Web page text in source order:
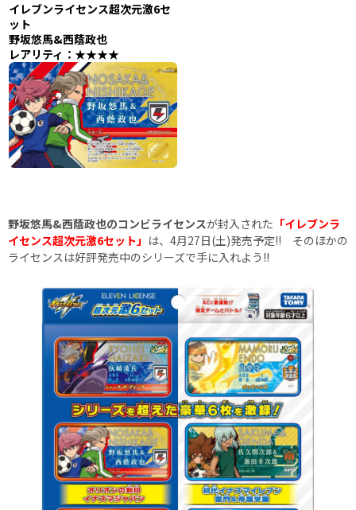
イレブンライセンス超次元激6セ
ット
野坂悠馬&西蔭政也
レアリティ：★★★★
野坂悠馬&西蔭政也のコンビライセンスが封入された 「イレブンラ
イセンス超次元激6セット」 は、4月27日(土)発売予定!! そのほかの
ライセンスは好評発売中のシリーズで手に入れよう!!